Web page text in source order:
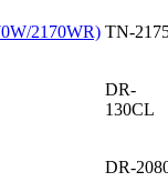
2170WR) TN-
DR-
130CL
DR-